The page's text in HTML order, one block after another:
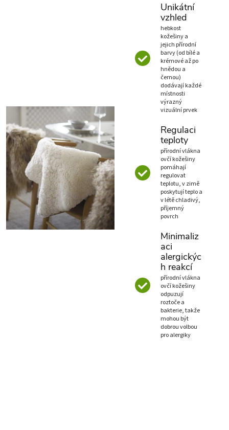
Unikátní
vzhled
hebkost
kožešiny a
jejich přírodní
barvy (od bílé a
krémové až po
hnědou a
černou)
dodávají každé
místnosti
výrazný
vizuální prvek
Regulaci
teploty
přírodní vlákna
ovčí kožešiny
pomáhají
regulovat
teplotu, v zimě
poskytují teplo a
v létě chladivý,
příjemný
povrch
Minimaliz
aci
alergickýc
h reakcí
přírodní vlákna
ovčí kožešiny
odpuzují
roztoče a
bakterie, takže
mohou být
dobrou volbou
pro alergiky